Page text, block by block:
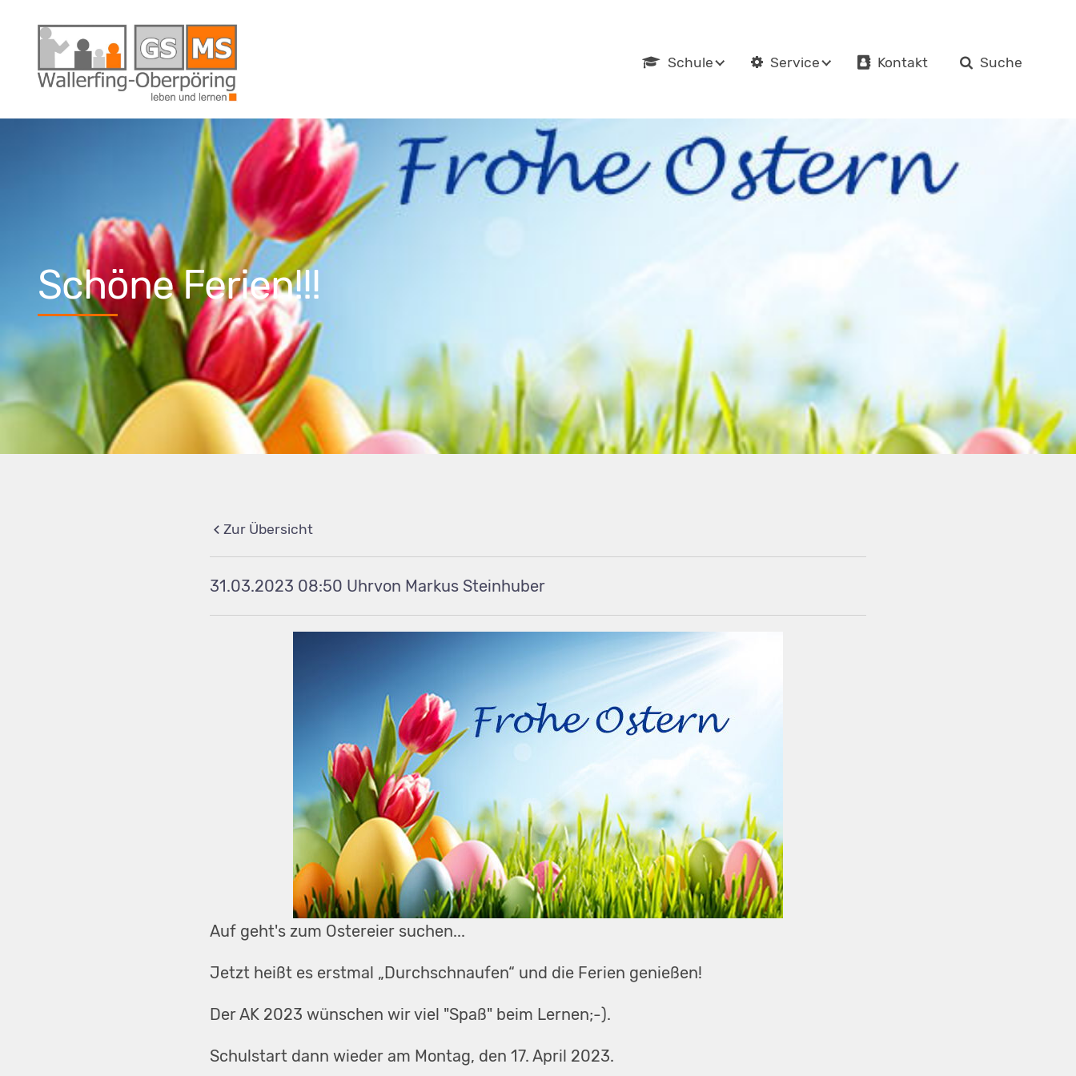
Navigation
Schule Service Kontakt Suche
Schöne Ferien!!!
31.03.2023 08:50 von Markus Steinhuber
Auf geht's zum Ostereier suchen...
Jetzt heißt es erstmal „Durchschnaufen“ und die Ferien genießen!
Der AK 2023 wünschen wir viel "Spaß" beim Lernen;-).
Schulstart dann wieder am Montag, den 17. April 2023.
Zur Übersicht